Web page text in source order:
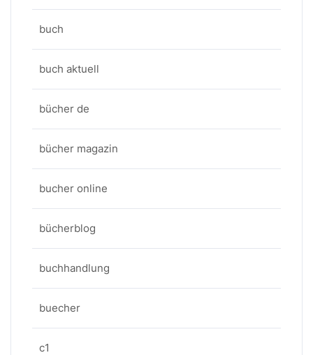
buch
buch aktuell
bücher de
bücher magazin
bucher online
bücherblog
buchhandlung
buecher
c1